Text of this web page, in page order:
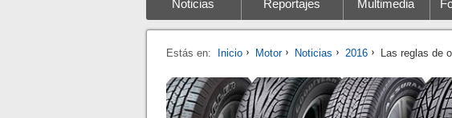
Noticias Reportajes Multimedia
Estás en: Inicio Motor Noticias 2016 Las reglas de